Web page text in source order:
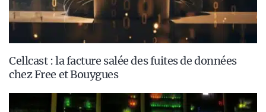
Cellcast : la facture salée des fuites de données
chez Free et Bouygues